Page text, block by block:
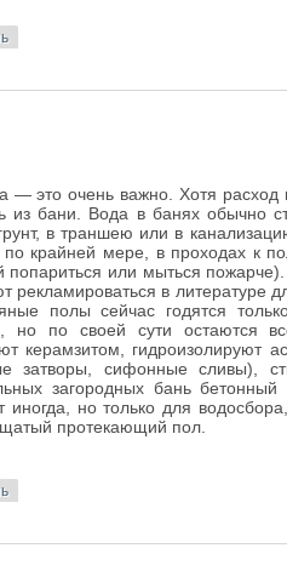
— это очень важно. Хотя
бани. Вода в банях обычно
в траншею или в
крайней мере, в проходах к
или мыться пожарче).
рекламироваться в литературе
полы сейчас годятся
но по своей сути остаются
гидроизолируют
затворы, сифонные сливы),
загородных бань
но только для
протекающий пол.